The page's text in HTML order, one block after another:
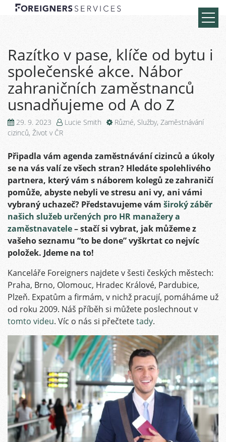
Razítko v pase, klíče od bytu i
společenské akce. Nábor
zahraničních zaměstnanců
usnadňujeme od A do Z
29. 9. 2023 Lucie Smith Různé, Služby, Zaměstnávání
cizinců, Život v ČR
Připadla vám agenda zaměstnávání cizinců a úkoly
se na vás valí ze všech stran? Hledáte spolehlivého
partnera, který vám s náborem kolegů ze zahraničí
pomůže, abyste nebyli ve stresu ani vy, ani vámi
vybraný uchazeč? Představujeme vám široký záběr
našich služeb určených pro HR manažery a
zaměstnavatele– stačí si vybrat, jak můžeme z
vašeho seznamu “to be done” vyškrtat co nejvíc
položek. Jdeme na to!
Kanceláře Foreigners najdete v šesti českých městech:
Praha, Brno, Olomouc, Hradec Králové, Pardubice,
Plzeň. Expatům a firmám, v nichž pracují, pomáháme už
od roku 2009. Náš příběh si můžete poslechnout v
tomto videu. Víc o nás si přečtetetady.